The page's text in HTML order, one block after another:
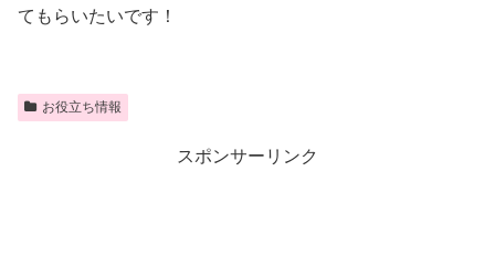
てもらいたいです！
お役立ち情報
スポンサーリンク